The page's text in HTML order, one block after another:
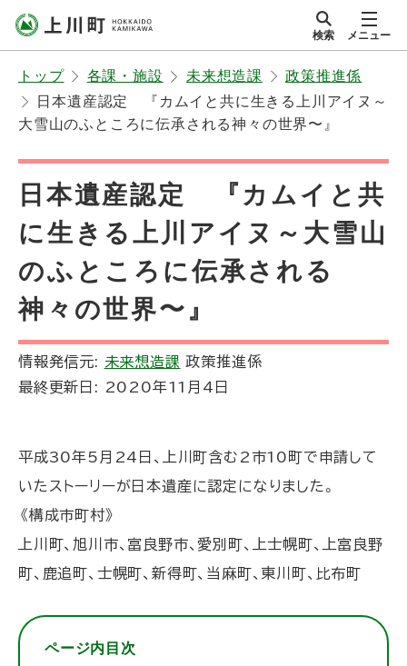
北海道上川町
Hokkaido Kamikawa
Twon
サイト内
検索 メニュー
トップ 各課・施設 未来想造課
政策推進係
日本遺産認定 『カムイと共に生きる上川アイヌ～
大雪山のふところに伝承される神々の世界〜』
日本遺産認定 『カムイと共
に生きる上川アイヌ～大雪山
のふところに伝承される
神々の世界〜』
情報発信元: 未来想造課 政策推進係
最終更新日:
2020年11月4日
平成30年5月24日、上川町含む2市10町で申請して
いたストーリーが日本遺産に認定になりました。
《構成市町村》
上川町、旭川市、富良野市、愛別町、上士幌町、上富良野
町、鹿追町、士幌町、新得町、当麻町、東川町、比布町
ページ内目次